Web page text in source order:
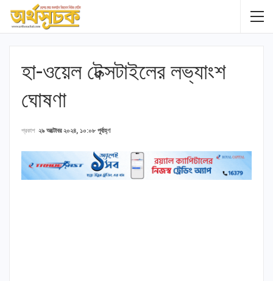
হা-ওয়েল টেক্সটাইলের লভ্যাংশ
ঘোষণা
প্রকাশ ২৯ অক্টোবর ২০২৪, ১০:০৮ পূর্বাহ্ণ